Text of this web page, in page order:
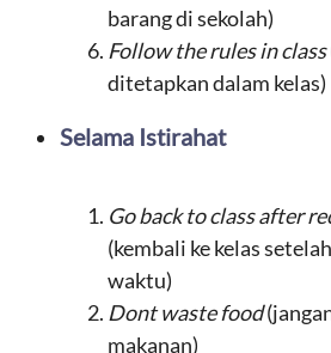
barang di sekolah)
Follow the rules in class
ditetapkan dalam kelas)
Selama Istirahat
Go back to class after
(kembali ke kelas
waktu)
Dont waste food
makanan)